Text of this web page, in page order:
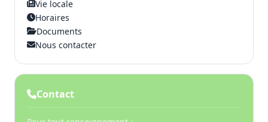
Vie locale
Horaires
Documents
Nous contacter
Contact